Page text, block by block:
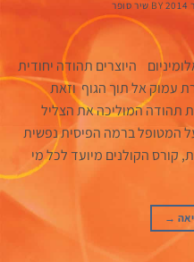
BY שיר סופר
היוצרים תהודה יחודית
עמוק אל תוך הגוף וזאת
תהודה המוליכה את הצליל
המטופל ברמה הפיסית נפשית
קורס הקולנים מיועד לכל מי
→